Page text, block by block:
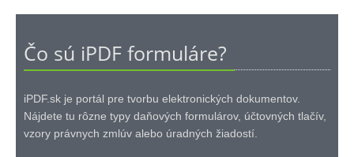
Čo sú iPDF formuláre?
iPDF.sk je portál pre tvorbu elektronických dokumentov.
Nájdete tu rôzne typy daňových formulárov, účtovných tlačív,
vzory právnych zmlúv alebo úradných žiadostí.